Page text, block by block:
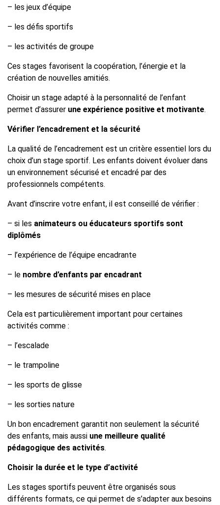
– les jeux d’équipe
– les défis sportifs
– les activités de groupe
Ces stages favorisent la coopération, l’énergie et la
création de nouvelles amitiés.
Choisir un stage adapté à la personnalité de l’enfant
permet d’assurer une expérience positive et motivante.
Vérifier l’encadrement et la sécurité
La qualité de l’encadrement est un critère essentiel lors du
choix d’un stage sportif. Les enfants doivent évoluer dans
un environnement sécurisé et encadré par des
professionnels compétents.
Avant d’inscrire votre enfant, il est conseillé de vérifier :
– si les animateurs ou éducateurs sportifs sont
diplômés
– l’expérience de l’équipe encadrante
– le nombre d’enfants par encadrant
– les mesures de sécurité mises en place
Cela est particulièrement important pour certaines
activités comme :
– l’escalade
– le trampoline
– les sports de glisse
– les sorties nature
Un bon encadrement garantit non seulement la sécurité
des enfants, mais aussi une meilleure qualité
pédagogique des activités.
Choisir la durée et le type d’activité
Les stages sportifs peuvent être organisés sous
différents formats, ce qui permet de s’adapter aux besoins